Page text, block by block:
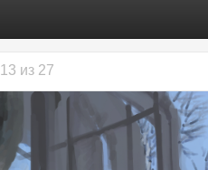
13 из 27